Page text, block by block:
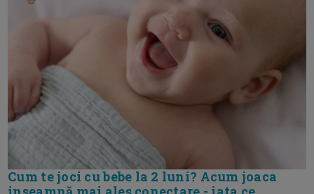
Cum te joci cu bebe la 2 luni? Acum joaca